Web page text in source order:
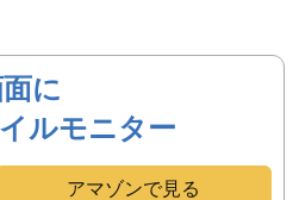
に
ルモニター
アマゾンで見る